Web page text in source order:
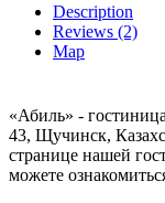
Description
Reviews (2)
Map
«Абиль» -
43, Щучинск,
странице нашей
можете